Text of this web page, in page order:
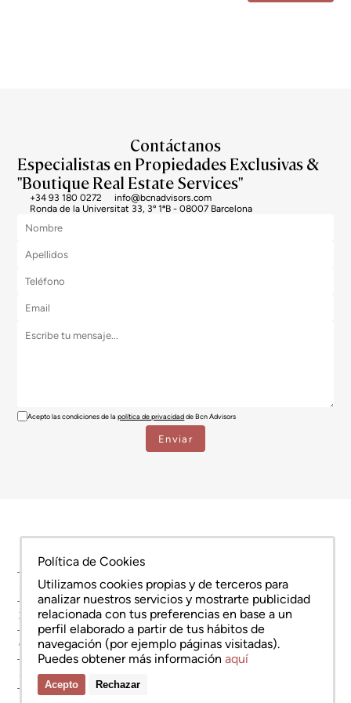
Contáctanos
Especialistas en Propiedades Exclusivas &
"Boutique Real Estate Services"
+34 93 180 0272
info@bcnadvisors.com
Ronda de la Universitat 33, 3º 1ªB - 08007 Barcelona
Acepto las condiciones de lapolítica de privacidadde Bcn Advisors
SERVICIOS
ZONAS
OBRA NUEVA
SOBRE NOSOTROS
Política de Cookies
Utilizamos cookies propias y de terceros para
analizar nuestros servicios y mostrarte publicidad
relacionada con tus preferencias en base a un
perfil elaborado a partir de tus hábitos de
navegación (por ejemplo páginas visitadas).
Puedes obtener más información aquí
Acepto Rechazar